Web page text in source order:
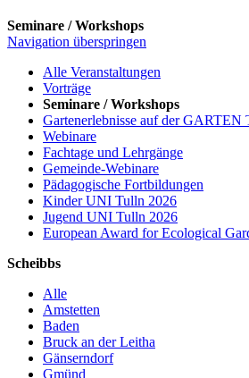
Seminare / Workshops
Navigation überspringen
Alle Veranstaltungen
Vorträge
Seminare / Workshops
Gartenerlebnisse auf der
Webinare
Fachtage und Lehrgänge
Gemeinde-Webinare
Pädagogische Fortbildungen
Kinder UNI Tulln 2026
Jugend UNI Tulln 2026
European Award for Ecological
Scheibbs
Alle
Amstetten
Baden
Bruck an der Leitha
Gänserndorf
Gmünd